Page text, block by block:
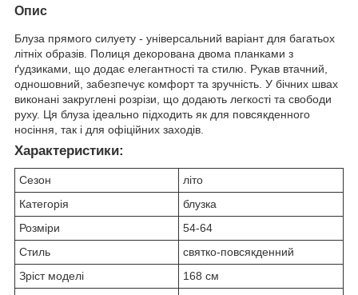
Опис
Блуза прямого силуету - універсальний варіант для багатьох
літніх образів. Полиця декорована двома планками з
ґудзиками, що додає елегантності та стилю. Рукав втачний,
одношовний, забезпечує комфорт та зручність. У бічних швах
виконані закруглені розрізи, що додають легкості та свободи
руху. Ця блуза ідеально підходить як для повсякденного
носіння, так і для офіційних заходів.
Характеристики:
Сезон
літо
Категорія
блузка
Розміри
54-64
Стиль
святко-повсякденний
Зріст моделі
168 см